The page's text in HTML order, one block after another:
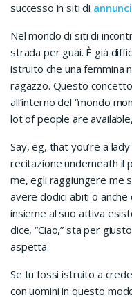
successo in siti di
Nel mondo di siti di
strada per guai. È già
istruito che una femmina
ragazzo. Questo
all’interno del “mondo
lot of people are
Say, eg, that you’re a
recitazione underneath il
me, egli raggiungere me
avere dodici abiti o
insieme al suo attiva
dice, “Ciao,” sta per
aspetta.
Se tu fossi istruito a
con uomini in questo